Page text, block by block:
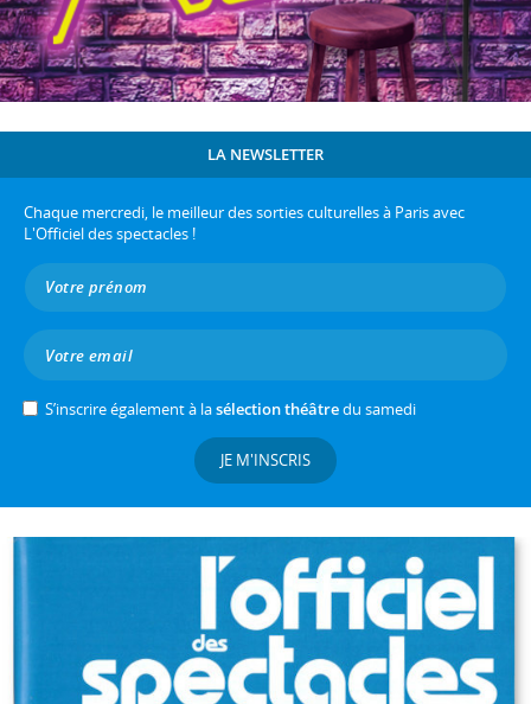
LA NEWSLETTER
Chaque mercredi, le meilleur des sorties culturelles à Paris avec
L'Officiel des spectacles !
S’inscrire également à lasélection théâtredu samedi
JE M'INSCRIS